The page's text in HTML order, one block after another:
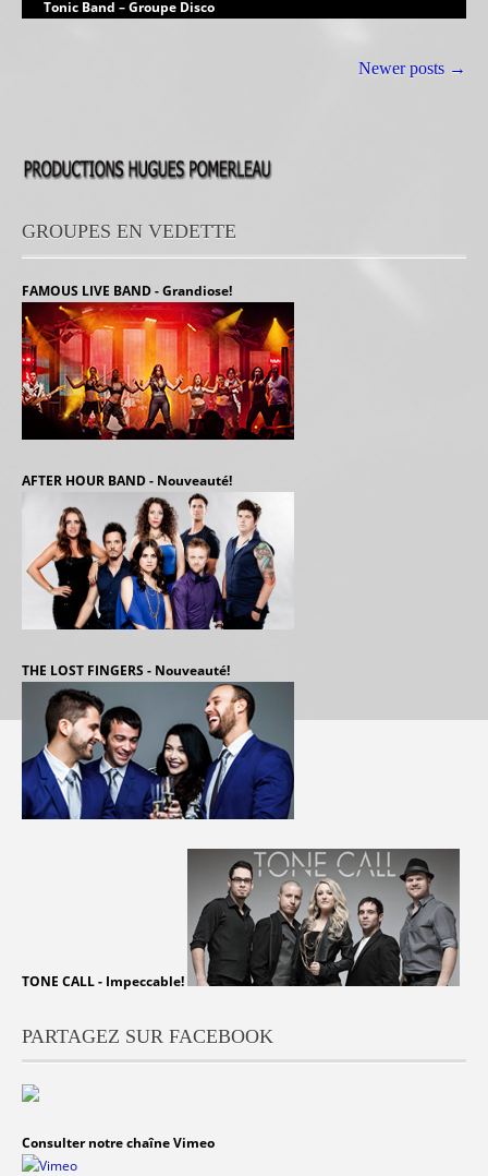
Tonic Band – Groupe Disco
Newer posts →
GROUPES EN VEDETTE
FAMOUS LIVE BAND - Grandiose!
AFTER HOUR BAND - Nouveauté!
THE LOST FINGERS - Nouveauté!
TONE CALL - Impeccable!
PARTAGEZ SUR FACEBOOK
Consulter notre chaîne Vimeo